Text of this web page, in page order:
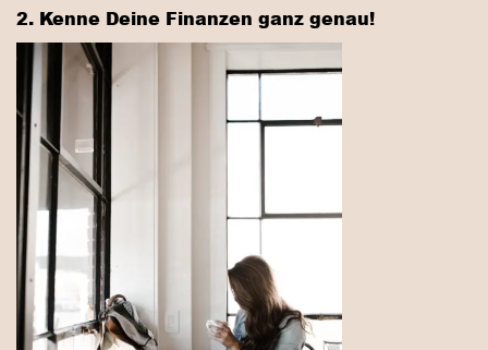
2. Kenne Deine Finanzen ganz genau!